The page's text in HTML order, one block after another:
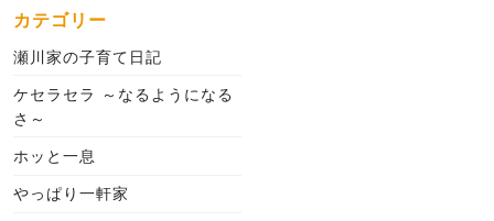
カテゴリー
瀬川家の子育て日記
ケセラセラ ～なるようになる
さ～
ホッと一息
やっぱり一軒家